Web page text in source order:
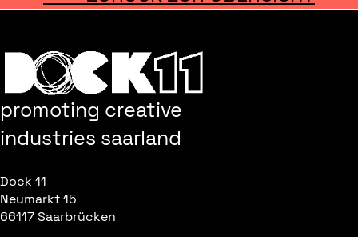
promoting creative
industries saarland
Dock 11
Neumarkt 15
66117 Saarbrücken